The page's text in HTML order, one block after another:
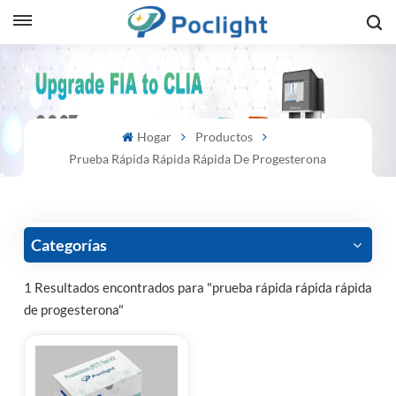
Hogar
Productos
Prueba Rápida Rápida Rápida De Progesterona
Categorías
1 Resultados encontrados para "prueba rápida rápida rápida
de progesterona"